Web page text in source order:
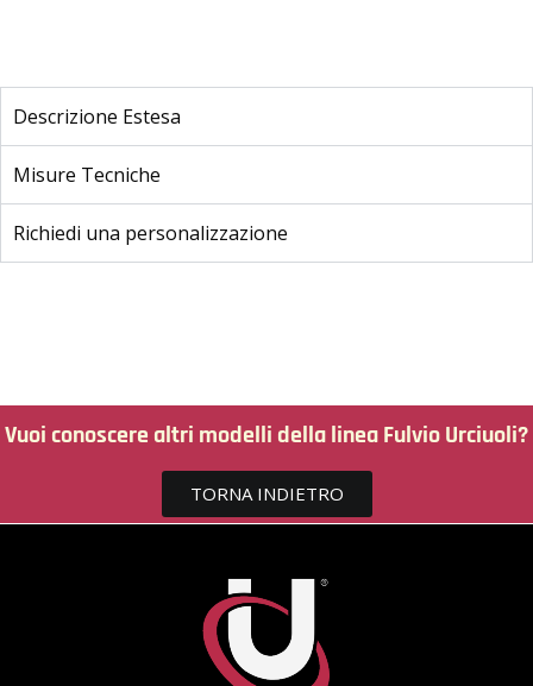
Descrizione Estesa
Misure Tecniche
Richiedi una personalizzazione
Vuoi conoscere altri modelli della linea Fulvio Urciuoli?
TORNA INDIETRO